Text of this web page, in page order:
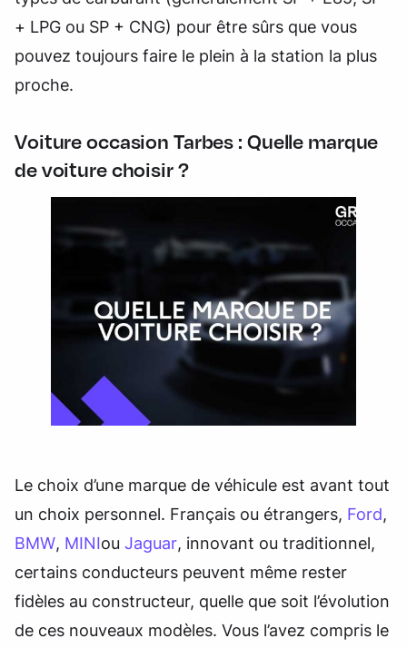
+ LPG ou SP + CNG) pour être sûrs que vous
pouvez toujours faire le plein à la station la plus
proche.
Voiture occasion Tarbes : Quelle marque
de voiture choisir ?
Le choix d’une marque de véhicule est avant tout
un choix personnel. Français ou étrangers, Ford,
BMW, MINIou Jaguar, innovant ou traditionnel,
certains conducteurs peuvent même rester
fidèles au constructeur, quelle que soit l’évolution
de ces nouveaux modèles. Vous l’avez compris le